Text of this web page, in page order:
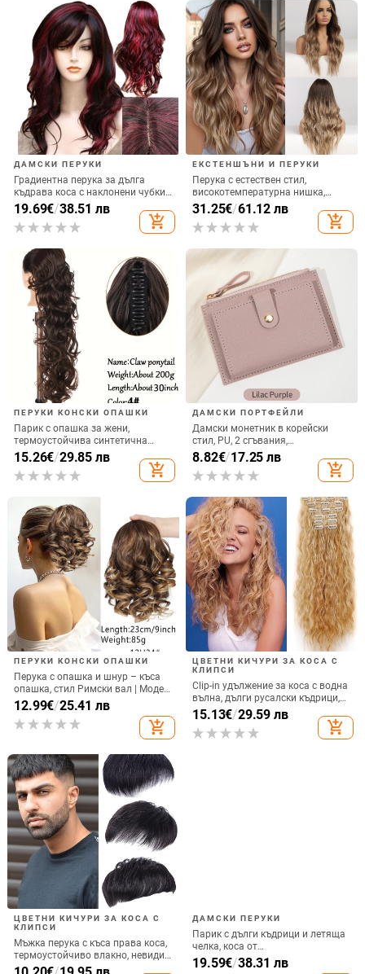
ДАМСКИ ПЕРУКИ
Градиентна перука за дълга
къдрава коса с наклонени чубки,
влакна устойчиви на високи
температури, може да се
боядиса, екзотичен стил
19.69€/38.51 лв
add_shopping_cart
ЕКСТЕНШЪНИ И ПЕРУКИ
Перука с естествен стил,
високотемпературна нишка,
модел LC179, прави коси
31.25€/61.12 лв
add_shopping_cart
ПЕРУКИ КОНСКИ ОПАШКИ
Парик с опашка за жени,
термоустойчива синтетична
нишка, механична конструкция,
модел zj30; не може да се
боядисва или подлага на
15.26€/29.85 лв
add_shopping_cart
ДАМСКИ ПОРТФЕЙЛИ
Дамски монетник в корейски
стил, PU, 2 сгъвания,
водоустойчив, ултра лек
8.82€/17.25 лв
add_shopping_cart
ПЕРУКИ КОНСКИ ОПАШКИ
Перука с опашка и шнур – къса
опашка, стил Римски вал | Модел
py284; коса в снопчета;
термоустойчива тел; механизъм
12.99€/25.41 лв
add_shopping_cart
ЦВЕТНИ КИЧУРИ ЗА КОСА С
КЛИПСИ
Clip-in удължение за коса с водна
вълна, дълги русалски къдрици,
термоустойчиво синтетично
влакно
15.13€/29.59 лв
add_shopping_cart
ЦВЕТНИ КИЧУРИ ЗА КОСА С
КЛИПСИ
Мъжка перука с къса права коса,
термоустойчиво влакно, невидим
пластир за темето за покриване
ДАМСКИ ПЕРУКИ
Парик с дълги къдрици и летяща
челка, коса от
високотемпературно влакно,
корейски стил, модел 131, може
19.59€/38.31 лв